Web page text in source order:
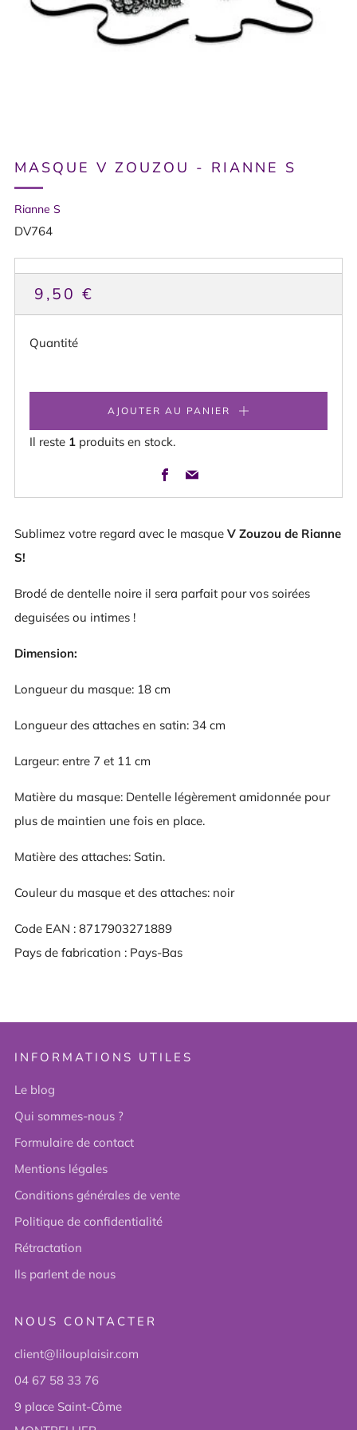
MASQUE V ZOUZOU - RIANNE S
Rianne S
DV764
PRIX
HABITUEL
9,50 €
Quantité
AJOUTER AU PANIER
Il reste 1 produits en stock.
Facebook
Email
Sublimez votre regard avec le masque V Zouzou de Rianne
S!
Brodé de dentelle noire il sera parfait pour vos soirées
deguisées ou intimes !
Dimension:
Longueur du masque: 18 cm
Longueur des attaches en satin: 34 cm
Largeur: entre 7 et 11 cm
Matière du masque: Dentelle légèrement amidonnée pour
plus de maintien une fois en place.
Matière des attaches: Satin.
Couleur du masque et des attaches: noir
Code EAN : 8717903271889
Pays de fabrication : Pays-Bas
INFORMATIONS UTILES
Le blog
Qui sommes-nous ?
Formulaire de contact
Mentions légales
Conditions générales de vente
Politique de confidentialité
Rétractation
Ils parlent de nous
NOUS CONTACTER
client@lilouplaisir.com
04 67 58 33 76
9 place Saint-Côme